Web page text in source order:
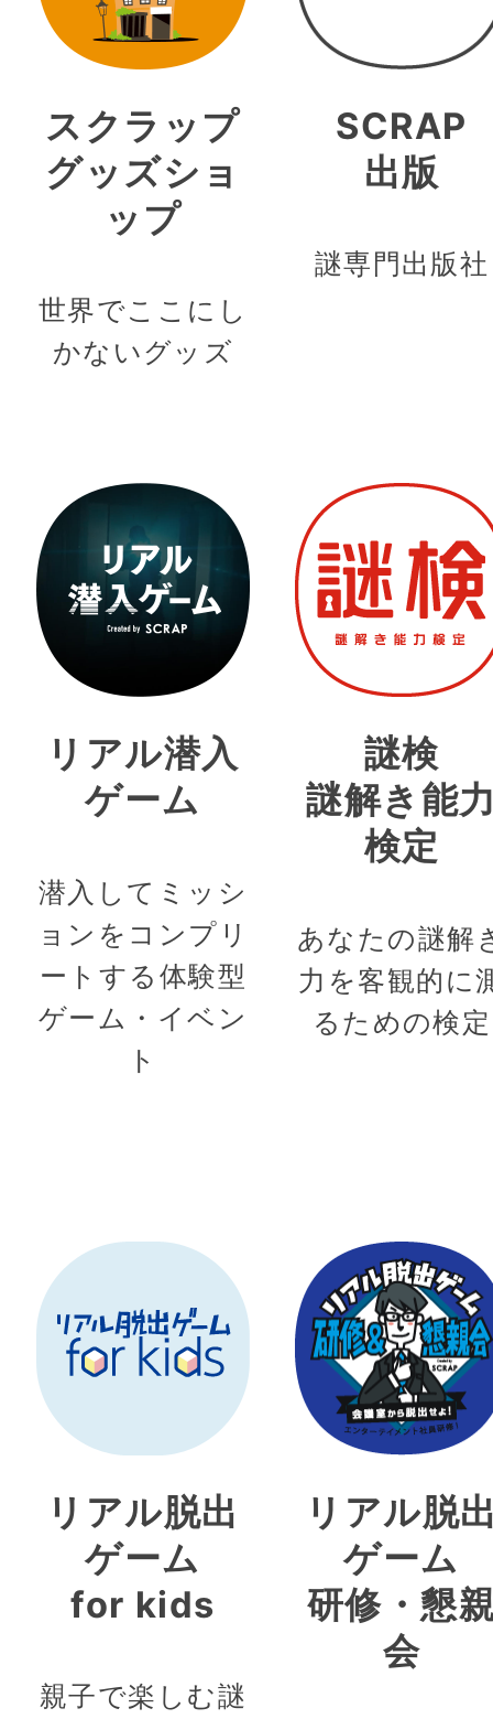
スクラップ
グッズショ
ップ
世界でここにし
かないグッズ
SCRAP
出版
謎専門出版社
リアル潜入
ゲーム
潜入してミッシ
ョンをコンプリ
ートする体験型
ゲーム・イベン
ト
謎検
謎解き能
検定
あなたの謎解
力を客観的に
るための検定
リアル脱出
ゲーム
for kids
親子で楽しむ謎
リアル脱
ゲーム
研修・懇
会